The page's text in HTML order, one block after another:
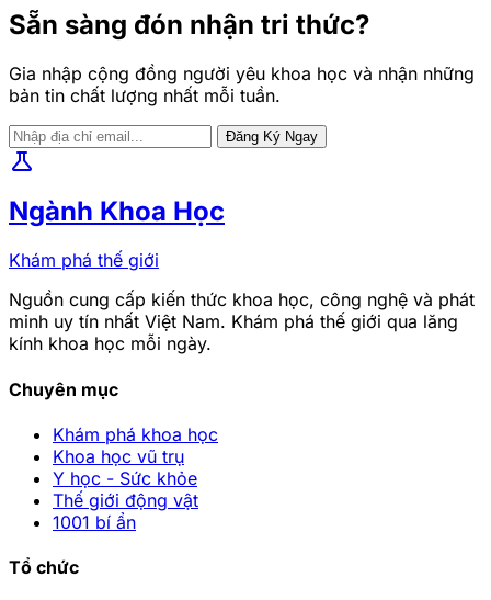
Sẵn sàng đón nhận tri thức?
Gia nhập cộng đồng người yêu khoa học và nhận những
bản tin chất lượng nhất mỗi tuần.
Đăng Ký Ngay
science
Ngành Khoa Học
Khám phá thế giới
Nguồn cung cấp kiến thức khoa học, công nghệ và phát
minh uy tín nhất Việt Nam. Khám phá thế giới qua lăng
kính khoa học mỗi ngày.
Chuyên mục
Khám phá khoa học
Khoa học vũ trụ
Y học - Sức khỏe
Thế giới động vật
1001 bí ẩn
Tổ chức